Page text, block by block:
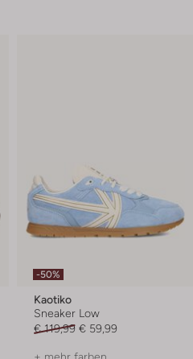
-50%
Kaotiko
Sneaker Low
€ 119,99 € 59,99